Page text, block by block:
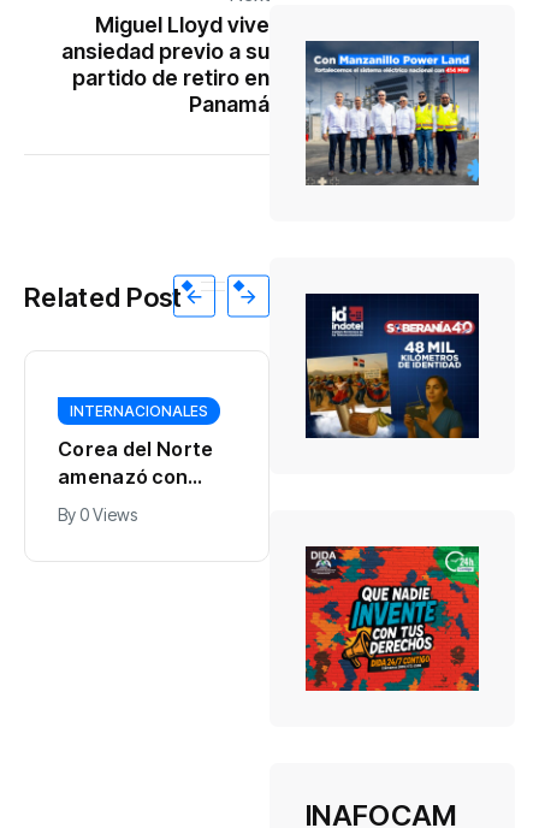
Miguel Lloyd vive
ansiedad previo a su
partido de retiro en
Panamá
Related Post
INTERNACIONALES
Corea del Norte
amenazó con
responder por la
vía militar al
creciente rearme
By0 Views
INTERNACIONALES
respuesta a un
ataque del grupo
terrorista
Hezbollah
INAFOCAM